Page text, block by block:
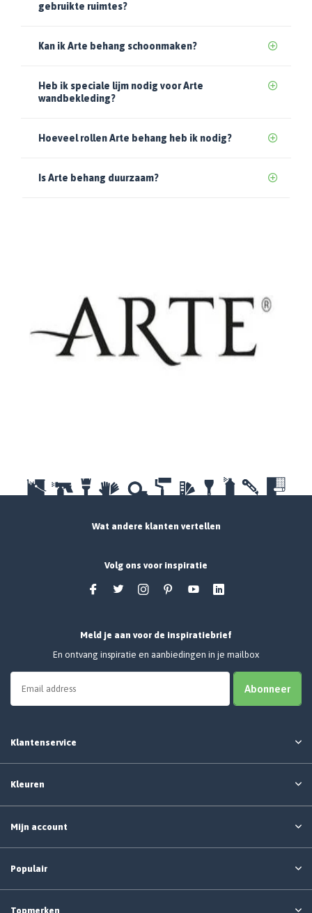
gebruikte ruimtes?
Kan ik Arte behang schoonmaken?
Heb ik speciale lijm nodig voor Arte
wandbekleding?
Hoeveel rollen Arte behang heb ik nodig?
Is Arte behang duurzaam?
Wat andere klanten vertellen
Volg ons voor inspiratie
Meld je aan voor de inspiratiebrief
En ontvang inspiratie en aanbiedingen in je mailbox
Abonneer
Klantenservice
Kleuren
Mijn account
Populair
Topmerken